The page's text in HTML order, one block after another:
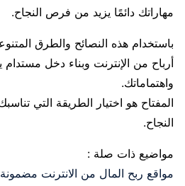
مهاراتك دائمًا يزيد من فرص النجاح.
باستخدام هذه النصائح والطرق
أرباح من الإنترنت وبناء دخل
واهتماماتك.
المفتاح هو اختيار الطريقة التي
النجاح.
مواضيع ذات صلة :
مواقع ربح المال من الانترنت